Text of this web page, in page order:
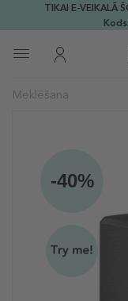
TIKAI E-VEIKALĀ
Kods:
-40%